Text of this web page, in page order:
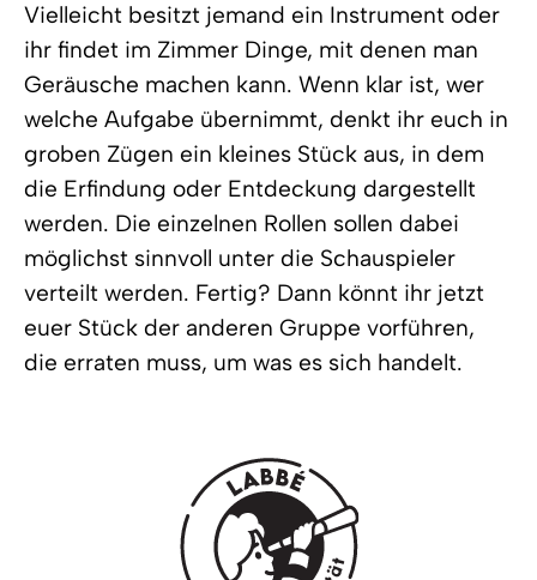
Vielleicht besitzt jemand ein Instrument oder
ihr findet im Zimmer Dinge, mit denen man
Geräusche machen kann. Wenn klar ist, wer
welche Aufgabe übernimmt, denkt ihr euch in
groben Zügen ein kleines Stück aus, in dem
die Erfindung oder Entdeckung dargestellt
werden. Die einzelnen Rollen sollen dabei
möglichst sinnvoll unter die Schauspieler
verteilt werden. Fertig? Dann könnt ihr jetzt
euer Stück der anderen Gruppe vorführen,
die erraten muss, um was es sich handelt.